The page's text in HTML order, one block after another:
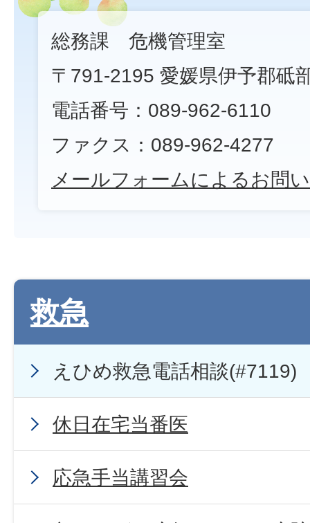
総務課 危機管理室
〒791-2195 愛媛県伊予郡砥
電話番号：089-962-6110
ファクス：089-962-4277
メールフォームによるお問
救急
えひめ救急電話相談(#7119)
休日在宅当番医
応急手当講習会